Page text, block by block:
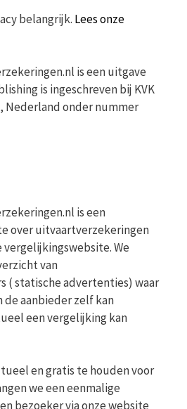
belangrijk. Lees onze
is een uitgave
is ingeschreven bij KVK
Nederland onder nummer
is een
over uitvaartverzekeringen
vergelijkingswebsite. We
van
( statische advertenties) waar
de aanbieder zelf kan
een vergelijking kan
en gratis te houden voor
we een eenmalige
bezoeker via onze website